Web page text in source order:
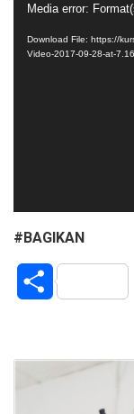
Video
Player
Media error:
Download File: https://
Video-2017-09-28-at-
#BAGIKAN
S